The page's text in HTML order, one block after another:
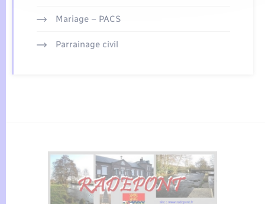
Mariage – PACS
Parrainage civil